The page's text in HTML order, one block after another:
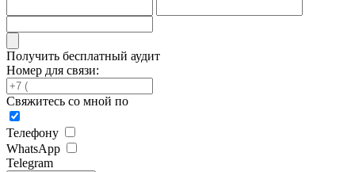
Получить бесплатный аудит
Номер для связи:
Свяжитесь со мной по
Телефону
WhatsApp
Telegram